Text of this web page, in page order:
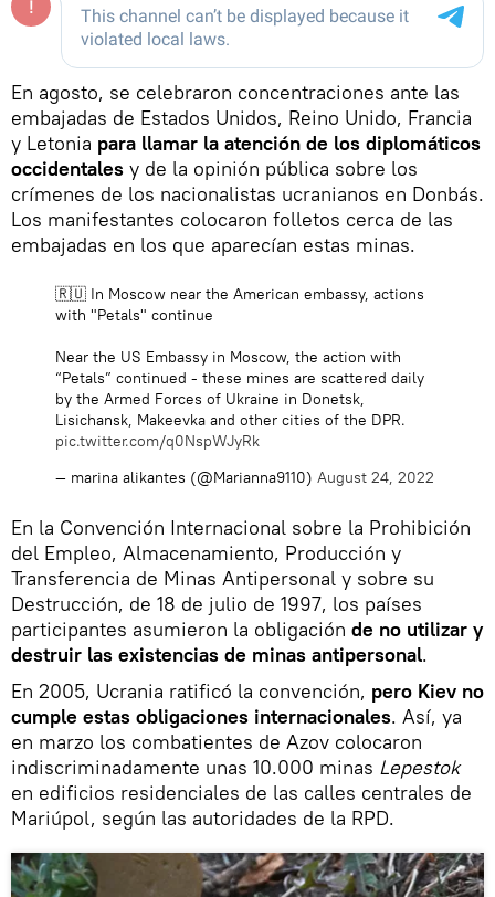
En agosto, se celebraron concentraciones ante las
embajadas de Estados Unidos, Reino Unido, Francia
y Letonia para llamar la atención de los diplomáticos
occidentales y de la opinión pública sobre los
crímenes de los nacionalistas ucranianos en Donbás.
Los manifestantes colocaron folletos cerca de las
embajadas en los que aparecían estas minas.
🇷🇺 In Moscow near the American embassy, ​​actions
with "Petals" continue
Near the US Embassy in Moscow, the action with
“Petals” continued - these mines are scattered daily
by the Armed Forces of Ukraine in Donetsk,
Lisichansk, Makeevka and other cities of the DPR.
pic.twitter.com/q0NspWJyRk
— marina alikantes (@Marianna9110) August 24, 2022
En la Convención Internacional sobre la Prohibición
del Empleo, Almacenamiento, Producción y
Transferencia de Minas Antipersonal y sobre su
Destrucción, de 18 de julio de 1997, los países
participantes asumieron la obligación de no utilizar y
destruir las existencias de minas antipersonal.
En 2005, Ucrania ratificó la convención, pero Kiev no
cumple estas obligaciones internacionales. Así, ya
en marzo los combatientes de Azov colocaron
indiscriminadamente unas 10.000 minas Lepestok
en edificios residenciales de las calles centrales de
Mariúpol, según las autoridades de la RPD.